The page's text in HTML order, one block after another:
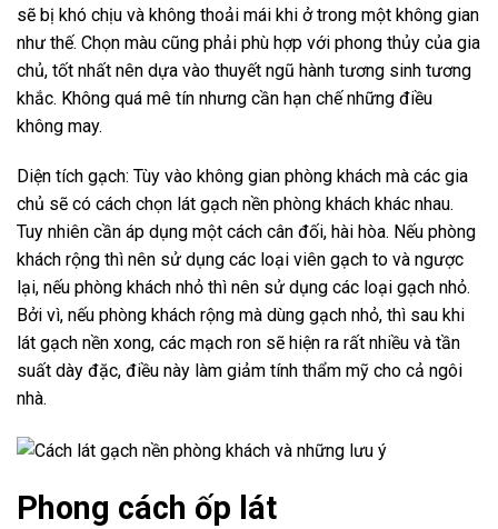
sẽ bị khó chịu và không thoải mái khi ở trong một không gian
như thế. Chọn màu cũng phải phù hợp với phong thủy của gia
chủ, tốt nhất nên dựa vào thuyết ngũ hành tương sinh tương
khắc. Không quá mê tín nhưng cần hạn chế những điều
không may.
Diện tích gạch: Tùy vào không gian phòng khách mà các gia
chủ sẽ có cách chọn lát gạch nền phòng khách khác nhau.
Tuy nhiên cần áp dụng một cách cân đối, hài hòa. Nếu phòng
khách rộng thì nên sử dụng các loại viên gạch to và ngược
lại, nếu phòng khách nhỏ thì nên sử dụng các loại gạch nhỏ.
Bởi vì, nếu phòng khách rộng mà dùng gạch nhỏ, thì sau khi
lát gạch nền xong, các mạch ron sẽ hiện ra rất nhiều và tần
suất dày đặc, điều này làm giảm tính thẩm mỹ cho cả ngôi
nhà.
Phong cách ốp lát